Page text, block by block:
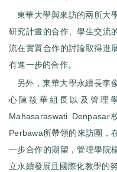
東華大學與來訪的兩所大
研究計畫的合作、學生交流
流在實質合作的討論取得進
有進一步的合作。
另外，東華大學永續長李
心陳筱華組長以及管理
Mahasaraswati
Perbawa所帶領的來訪團，
一步合作的期望，管理學院
立永續發展且國際化教學的努